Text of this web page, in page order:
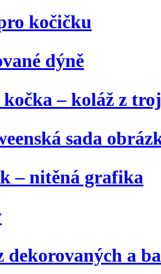
kočičku
dýně
kočka – koláž z
sada
– nitěná grafika
dekorovaných a